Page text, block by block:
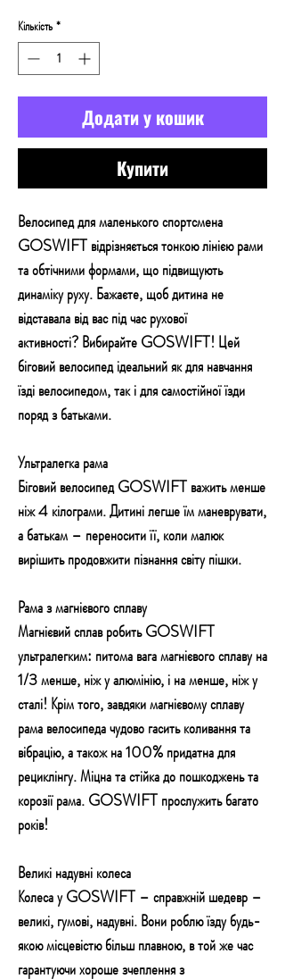
Кількість *
Додати у кошик
Купити
Велосипед для маленького спортсмена
GOSWIFT відрізняється тонкою лінією рами
та обтічними формами, що підвищують
динаміку руху. Бажаєте, щоб дитина не
відставала від вас під час рухової
активності? Вибирайте GOSWIFT! Цей
біговий велосипед ідеальний як для навчання
їзді велосипедом, так і для самостійної їзди
поряд з батьками.
Ультралегка рама
Біговий велосипед GOSWIFT важить менше
ніж 4 кілограми. Дитині легше їм маневрувати,
а батькам – переносити її, коли малюк
вирішить продовжити пізнання світу пішки.
Рама з магнієвого сплаву
Магнієвий сплав робить GOSWIFT
ультралегким: питома вага магнієвого сплаву на
1/3 менше, ніж у алюмінію, і на менше, ніж у
сталі! Крім того, завдяки магнієвому сплаву
рама велосипеда чудово гасить коливання та
вібрацію, а також на 100% придатна для
рециклінгу. Міцна та стійка до пошкоджень та
корозії рама. GOSWIFT прослужить багато
років!
Великі надувні колеса
Колеса у GOSWIFT – справжній шедевр –
великі, гумові, надувні. Вони роблю їзду будь-
якою місцевістю більш плавною, в той же час
гарантуючи хороше зчеплення з